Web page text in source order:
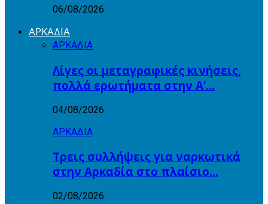
06/08/2026
ΑΡΚΑΔΙΑ
ΑΡΚΑΔΙΑ
Λίγες οι μεταγραφικές κινήσεις,
πολλά ερωτήματα στην Α’…
04/08/2026
ΑΡΚΑΔΙΑ
Τρεις συλλήψεις για ναρκωτικά
στην Αρκαδία στο πλαίσιο…
02/08/2026